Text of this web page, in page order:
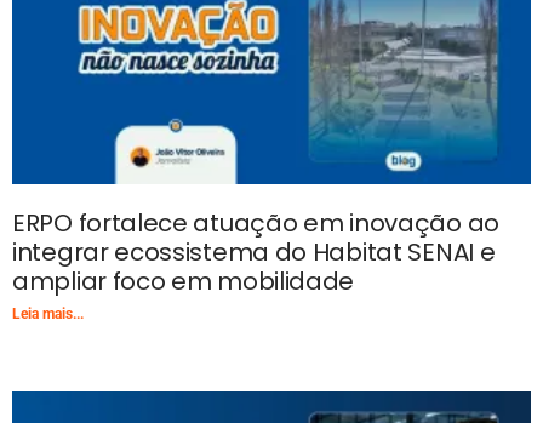
ERPO fortalece atuação em inovação ao
integrar ecossistema do Habitat SENAI e
ampliar foco em mobilidade
Leia mais...